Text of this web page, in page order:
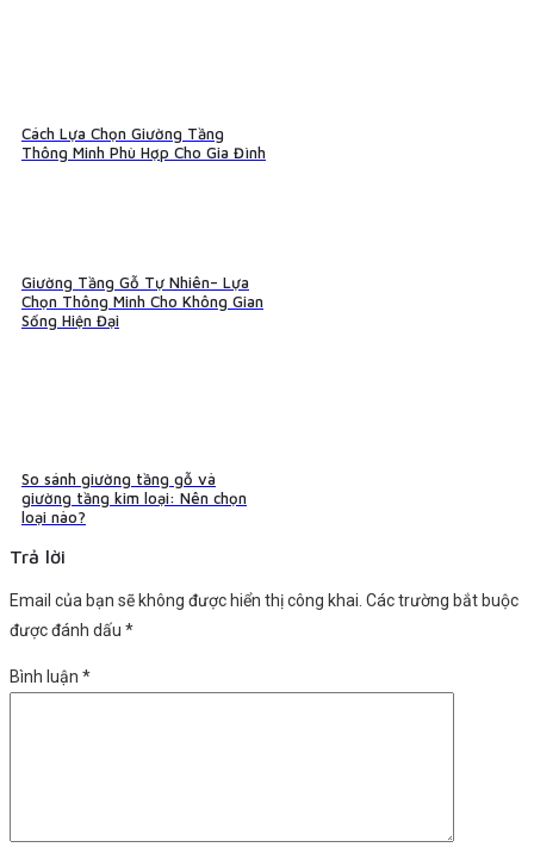
Cách Lựa Chọn Giường Tầng
Thông Minh Phù Hợp Cho Gia Đình
Giường Tầng Gỗ Tự Nhiên– Lựa
Chọn Thông Minh Cho Không Gian
Sống Hiện Đại
So sánh giường tầng gỗ và
giường tầng kim loại: Nên chọn
loại nào?
Trả lời
Email của bạn sẽ không được hiển thị công khai. Các trường bắt buộc
được đánh dấu *
Bình luận *